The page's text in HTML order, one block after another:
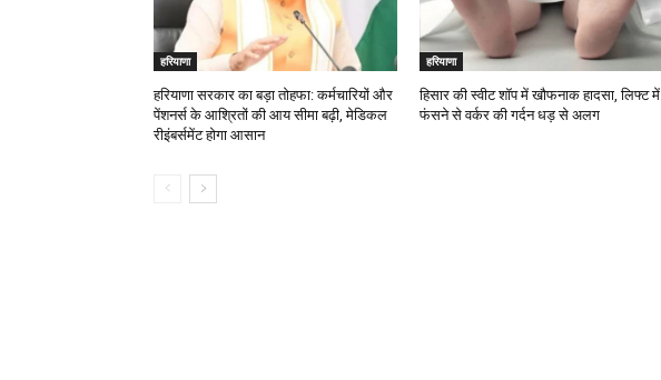
हरियाणा
हरियाणा सरकार का बड़ा तोहफा: कर्मचारियों और
पेंशनर्स के आश्रितों की आय सीमा बढ़ी, मेडिकल
रीइंबर्समेंट होगा आसान
हरियाणा
हिसार की स्वीट शॉप में खौफनाक हादसा, लिफ्ट में
फंसने से वर्कर की गर्दन धड़ से अलग